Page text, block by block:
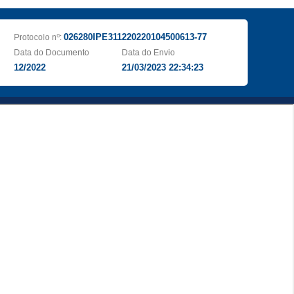
Protocolo nº: 026280IPE311220220104500613-77
Data do Documento
12/2022
Data do Envio
21/03/2023 22:34:23